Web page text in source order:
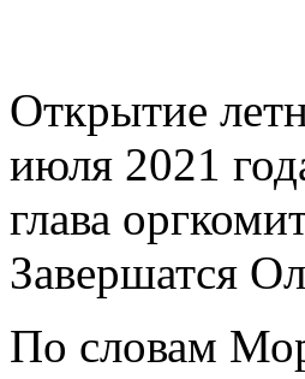
Открытие
июля 2021
глава
Завершатся
По словам